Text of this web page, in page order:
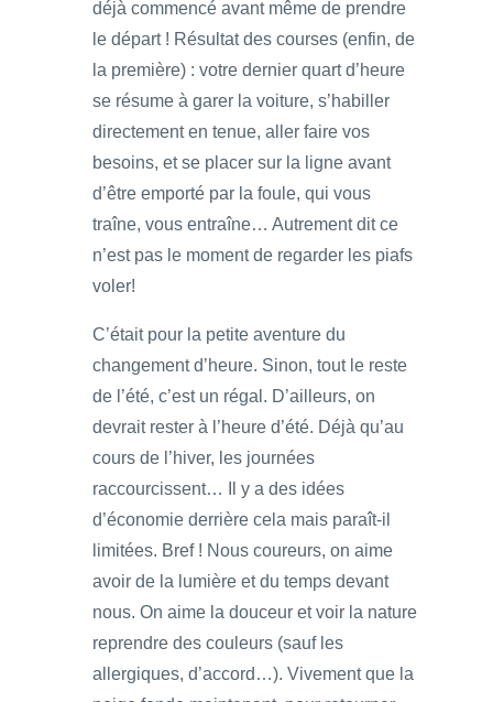
déjà commencé avant même de prendre
le départ ! Résultat des courses (enfin, de
la première) : votre dernier quart d’heure
se résume à garer la voiture, s’habiller
directement en tenue, aller faire vos
besoins, et se placer sur la ligne avant
d’être emporté par la foule, qui vous
traîne, vous entraîne… Autrement dit ce
n’est pas le moment de regarder les piafs
voler!
C’était pour la petite aventure du
changement d’heure. Sinon, tout le reste
de l’été, c’est un régal. D’ailleurs, on
devrait rester à l’heure d’été. Déjà qu’au
cours de l’hiver, les journées
raccourcissent… Il y a des idées
d’économie derrière cela mais paraît-il
limitées. Bref ! Nous coureurs, on aime
avoir de la lumière et du temps devant
nous. On aime la douceur et voir la nature
reprendre des couleurs (sauf les
allergiques, d’accord…). Vivement que la